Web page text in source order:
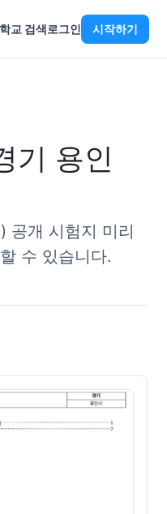
학교 검색로그인 시작하기
기 용인
공개 시험지 미리
수 있습니다.